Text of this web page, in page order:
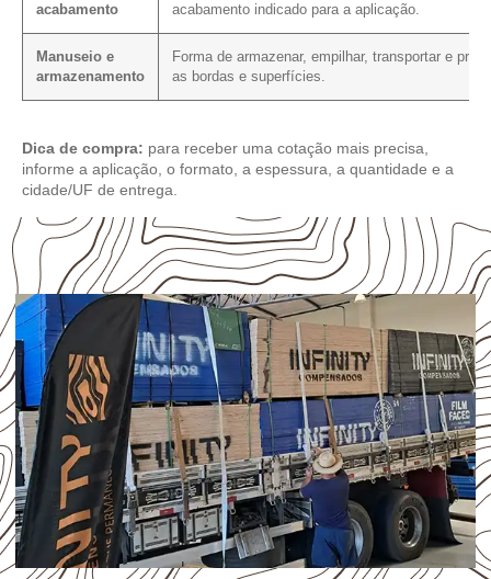
acabamento
acabamento indicado para a aplicação.
Manuseio e
armazenamento
Forma de armazenar, empilhar, transportar e
as bordas e superfícies.
Dica de compra: para receber uma cotação mais precisa,
informe a aplicação, o formato, a espessura, a quantidade e a
cidade/UF de entrega.